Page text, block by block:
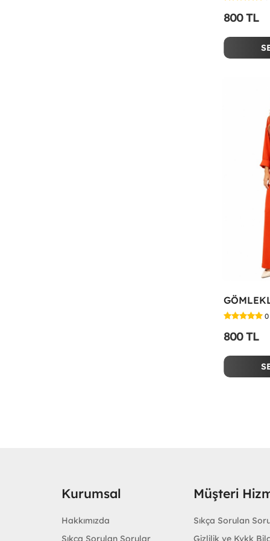
800 TL
0
800 TL
Kurumsal
Hakkımızda
Sıkça Sorulan Sorular
Müşteri
Sıkça Sorulan
Gizlilik ve Kvkk